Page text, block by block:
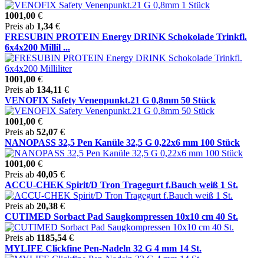
1001,00 €
Preis ab 1,34 €
FRESUBIN PROTEIN Energy DRINK Schokolade Trinkfl.
6x4x200 Millil ...
1001,00 €
Preis ab 134,11 €
VENOFIX Safety Venenpunkt.21 G 0,8mm 50 Stück
1001,00 €
Preis ab 52,07 €
NANOPASS 32,5 Pen Kanüle 32,5 G 0,22x6 mm 100 Stück
1001,00 €
Preis ab 40,05 €
ACCU-CHEK Spirit/D Tron Tragegurt f.Bauch weiß 1 St.
Preis ab 20,38 €
CUTIMED Sorbact Pad Saugkompressen 10x10 cm 40 St.
Preis ab 1185,54 €
MYLIFE Clickfine Pen-Nadeln 32 G 4 mm 14 St.